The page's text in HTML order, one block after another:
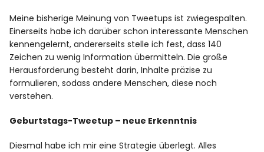
Meine bisherige Meinung von Tweetups ist zwiegespalten.
Einerseits habe ich darüber schon interessante Menschen
kennengelernt, andererseits stelle ich fest, dass 140
Zeichen zu wenig Information übermitteln. Die große
Herausforderung besteht darin, Inhalte präzise zu
formulieren, sodass andere Menschen, diese noch
verstehen.
Geburtstags-Tweetup – neue Erkenntnis
Diesmal habe ich mir eine Strategie überlegt. Alles